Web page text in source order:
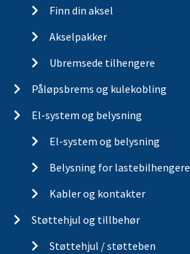
Finn din aksel
Akselpakker
Ubremsede tilhengere
Påløpsbrems og kulekobling
El-system og belysning
El-system og belysning
Belysning for lastebilhengere
Kabler og kontakter
Støttehjul og tillbehør
Støttehjul / støtteben